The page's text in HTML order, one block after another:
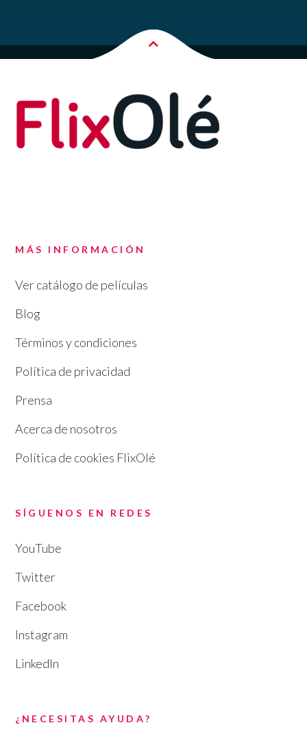
MÁS INFORMACIÓN
Ver catálogo de películas
Blog
Términos y condiciones
Política de privacidad
Prensa
Acerca de nosotros
Política de cookies FlixOlé
SÍGUENOS EN REDES
YouTube
Twitter
Facebook
Instagram
LinkedIn
¿NECESITAS AYUDA?